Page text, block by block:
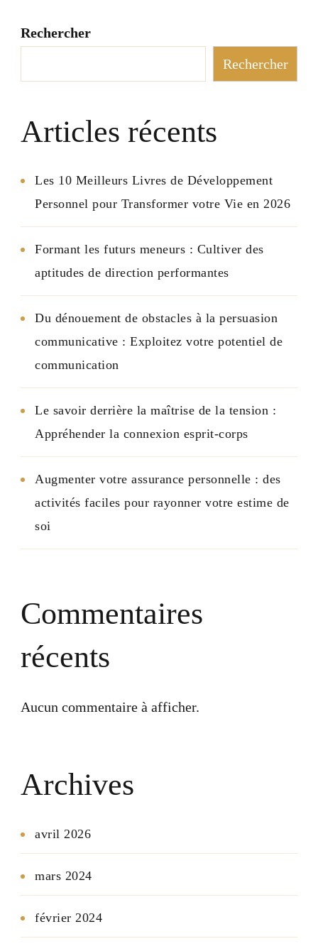
Rechercher
Rechercher
Articles récents
Les 10 Meilleurs Livres de Développement
Personnel pour Transformer votre Vie en 2026
Formant les futurs meneurs : Cultiver des
aptitudes de direction performantes
Du dénouement de obstacles à la persuasion
communicative : Exploitez votre potentiel de
communication
Le savoir derrière la maîtrise de la tension :
Appréhender la connexion esprit-corps
Augmenter votre assurance personnelle : des
activités faciles pour rayonner votre estime de
soi
Commentaires
récents
Aucun commentaire à afficher.
Archives
avril 2026
mars 2024
février 2024